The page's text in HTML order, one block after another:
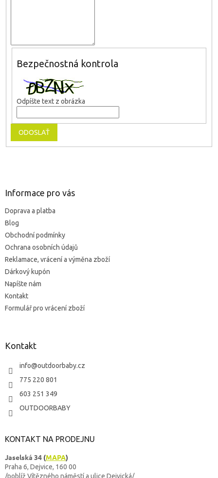
Bezpečnostná kontrola
Odpíšte text z obrázka
ODOSLAŤ
Informace pro vás
Doprava a platba
Blog
Obchodní podmínky
Ochrana osobních údajů
Reklamace, vrácení a výměna zboží
Dárkový kupón
Napíšte nám
Kontakt
Formulář pro vrácení zboží
Kontakt
info@outdoorbaby.cz
775 220 801
603 251 349
OUTDOORBABY
KONTAKT NA PRODEJNU
Jaselská 34 (MAPA)
Praha 6, Dejvice, 160 00
/poblíž Vítězného náměstí a ulice Dejvická/